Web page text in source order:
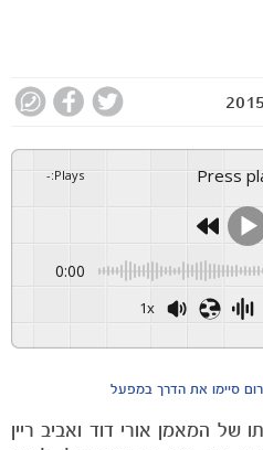
Press
Plays
:
-
0:00
1x
סיימו את הדרך במפעל
של המאמן אורי דוד ואביב ריין